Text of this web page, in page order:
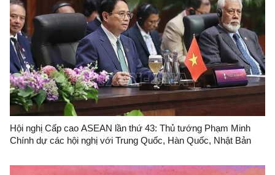
Hội nghị Cấp cao ASEAN lần thứ 43: Thủ tướng Phạm Minh
Chính dự các hội nghị với Trung Quốc, Hàn Quốc, Nhật Bản